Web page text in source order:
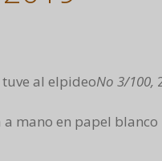
al elpideoNo 3/100,
mano en papel blanco